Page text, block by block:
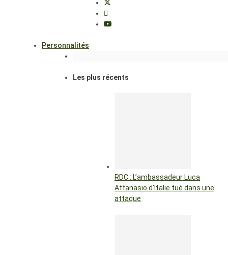
Personnalités
Les plus récents
RDC : L’ambassadeur Luca
Attanasio d’Italie tué dans une
attaque